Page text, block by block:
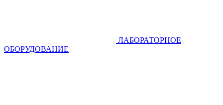
ЛАБОРАТОРНОЕ
ОБОРУДОВАНИЕ